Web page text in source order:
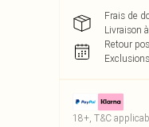
Frais de
Livraison
Retour
18+, T&C